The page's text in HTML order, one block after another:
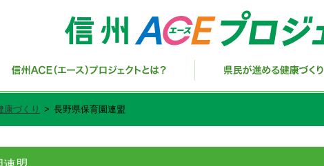
康づくり > 長野県保育園連盟